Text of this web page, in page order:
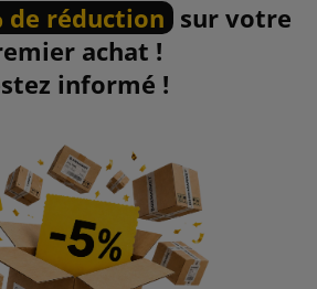
de réduction sur votre
achat !
informé !